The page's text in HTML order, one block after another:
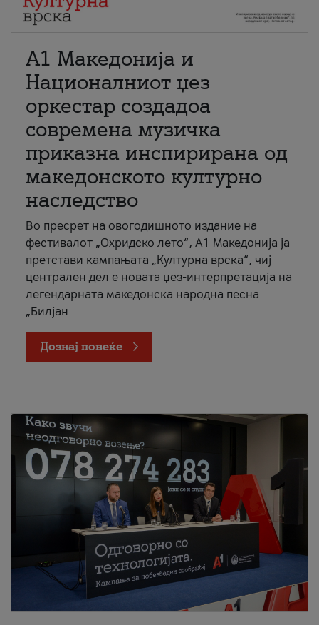
А1 Македонија и
Националниот џез
оркестар создадоа
современа музичка
приказна инспирирана од
македонското културно
наследство
Во пресрет на овогодишното издание на
фестивалот „Охридско лето“, А1 Македонија ја
претстави кампањата „Културна врска“, чиј
централен дел е новата џез-интерпретација на
легендарната македонска народна песна
„Билјан
Дознај повеќе